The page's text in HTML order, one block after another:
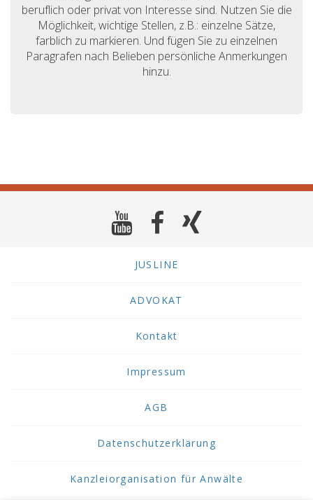
beruflich oder privat von Interesse sind. Nutzen Sie die
Möglichkeit, wichtige Stellen, z.B.: einzelne Sätze,
farblich zu markieren. Und fügen Sie zu einzelnen
Paragrafen nach Belieben persönliche Anmerkungen
hinzu.
JUSLINE
ADVOKAT
Kontakt
Impressum
AGB
Datenschutzerklärung
Kanzleiorganisation für Anwälte